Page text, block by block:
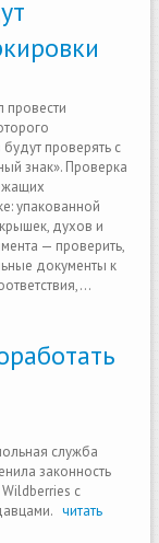
проверять с
знак». Проверка
упакованной
духов и
— проверить,
документы к
служба
законность
с
читать